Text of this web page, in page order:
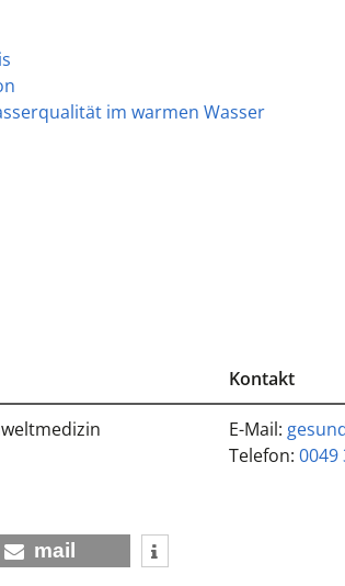
im warmen Wasser
Kontakt
E-Mail:
Telefon: 0049
mail